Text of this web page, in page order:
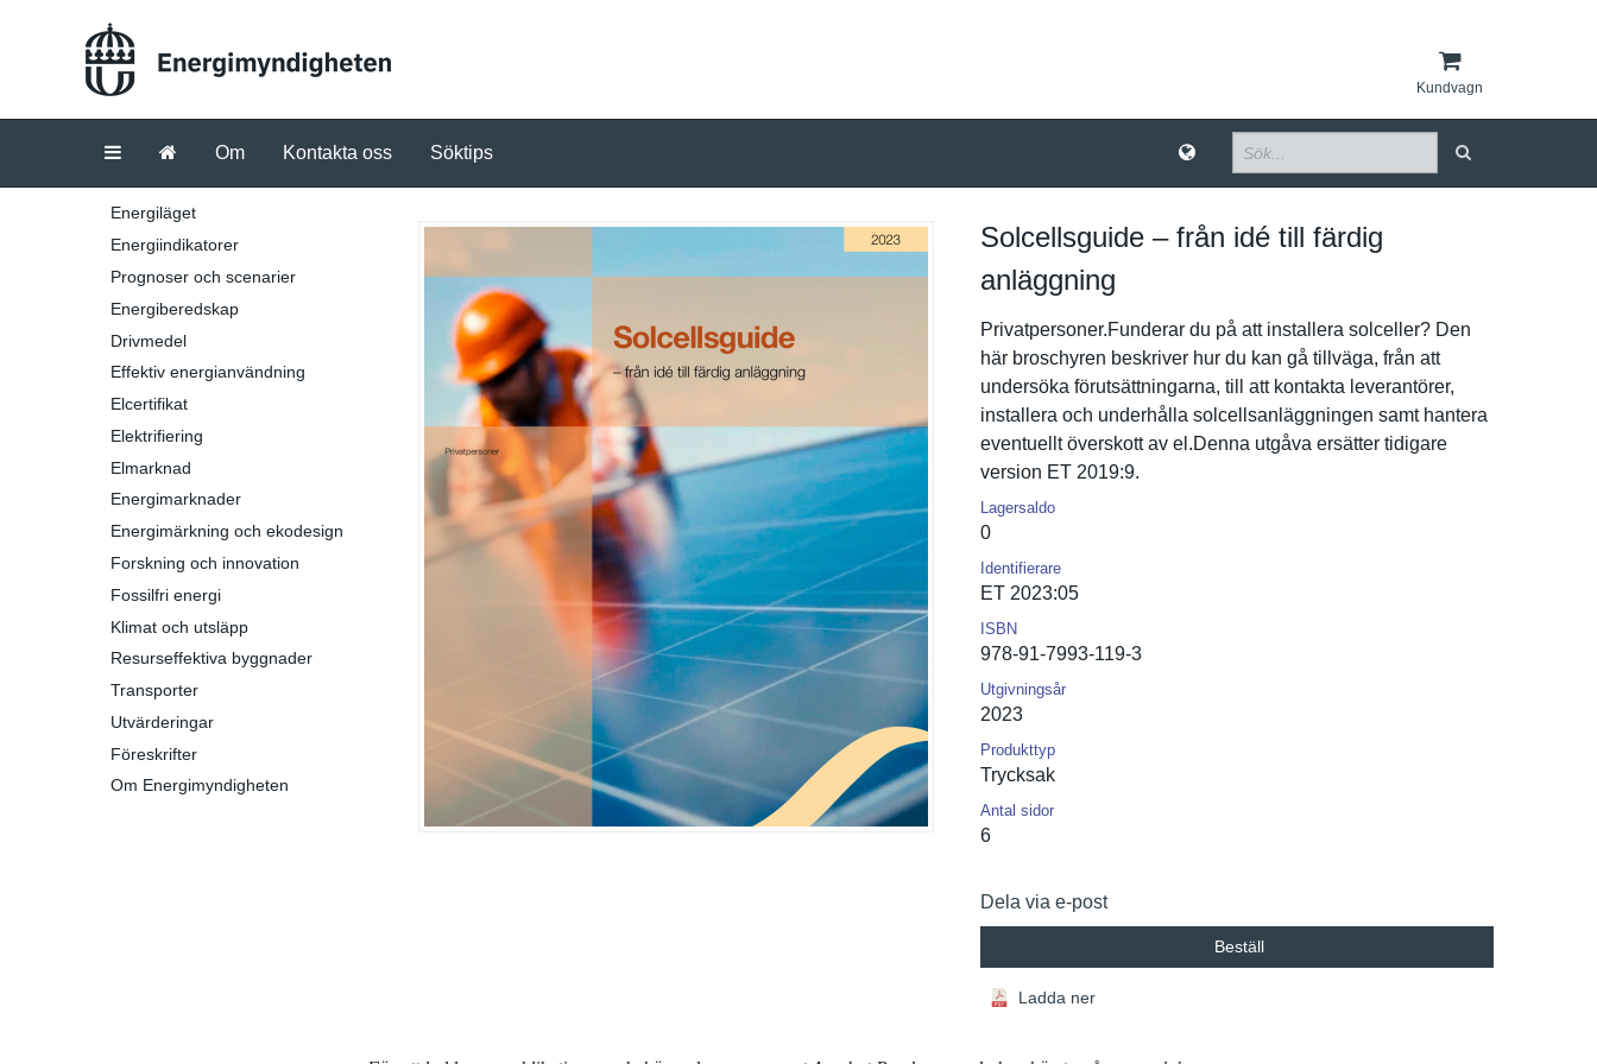
Kundvagn
Om Kontakta oss Söktips
Energiläget
Energiindikatorer
Prognoser och scenarier
Energiberedskap
Drivmedel
Effektiv energianvändning
Elcertifikat
Elektrifiering
Elmarknad
Energimarknader
Energimärkning och ekodesign
Forskning och innovation
Fossilfri energi
Klimat och utsläpp
Resurseffektiva byggnader
Transporter
Utvärderingar
Föreskrifter
Om Energimyndigheten
Solcellsguide – från idé till färdig
anläggning
Privatpers­oner.Funderar du på att installera solceller? Den
här broschyren beskriver hur du kan gå tillväga, från att
undersöka förutsättn­ingarna, till att kontakta leverantör­er,
installera och underhålla solcellsan­läggningen samt hantera
eventuellt överskott av el.Denna utgåva ersätter tidigare
version ET 2019:9.
Lagersaldo
0
Identifierare
ET 2023:05
ISBN
978-91-7993-119-3
Utgivningsår
2023
Produkttyp
Trycksak
Antal sidor
6
Dela via e-post
Beställ
Ladda ner